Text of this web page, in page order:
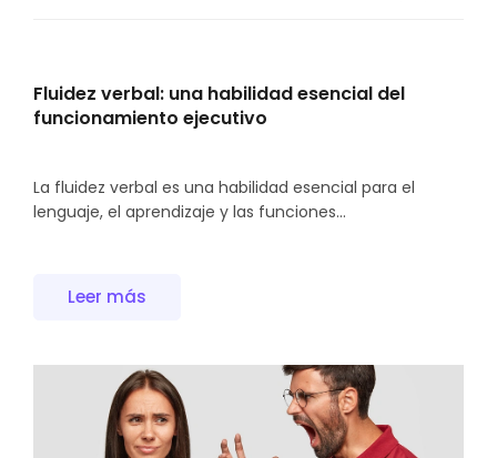
Fluidez verbal: una habilidad esencial del
funcionamiento ejecutivo
La fluidez verbal es una habilidad esencial para el
lenguaje, el aprendizaje y las funciones...
Leer más